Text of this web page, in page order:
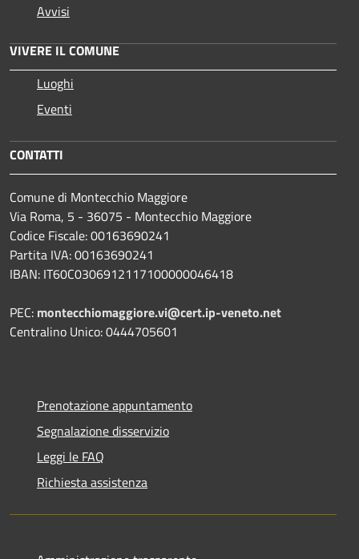
Avvisi
VIVERE IL COMUNE
Luoghi
Eventi
CONTATTI
Comune di Montecchio Maggiore
Via Roma, 5 - 36075 - Montecchio Maggiore
Codice Fiscale: 00163690241
Partita IVA: 00163690241
IBAN: IT60C0306912117100000046418
PEC: montecchiomaggiore.vi@cert.ip-veneto.net
Centralino Unico: 0444705601
Prenotazione appuntamento
Segnalazione disservizio
Leggi le FAQ
Richiesta assistenza